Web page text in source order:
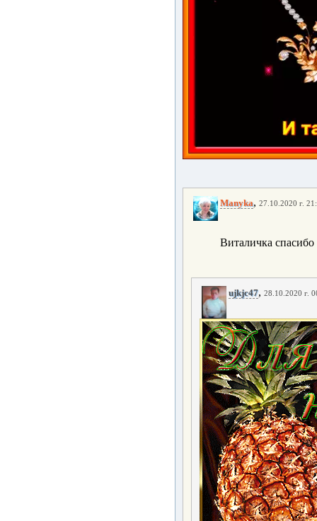
Manyka, 27.10.2020 г.
Виталичка
ujkjc47, 28.10.2020 г.